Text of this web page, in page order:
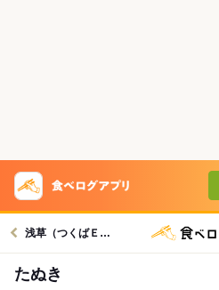
浅草（つくばＥＸＰ）駅グルメへ
たぬき